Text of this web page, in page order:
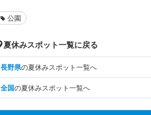
公園
夏休みスポット一覧に戻る
長野県の夏休みスポット一覧へ
全国の夏休みスポット一覧へ